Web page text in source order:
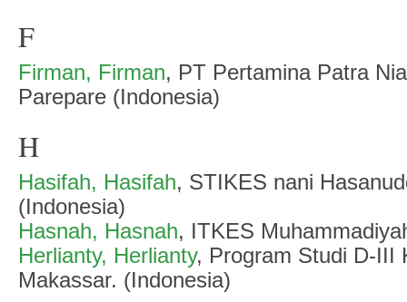
F
Firman, Firman, PT Pertamina Patra
Parepare (Indonesia)
H
Hasifah, Hasifah, STIKES nani
(Indonesia)
Hasnah, Hasnah, ITKES
Herlianty, Herlianty, Program Studi D-III
Makassar. (Indonesia)